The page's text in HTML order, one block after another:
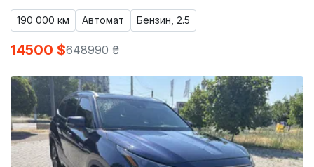
190 000 км Автомат Бензин, 2.5
14500 $648990 ₴